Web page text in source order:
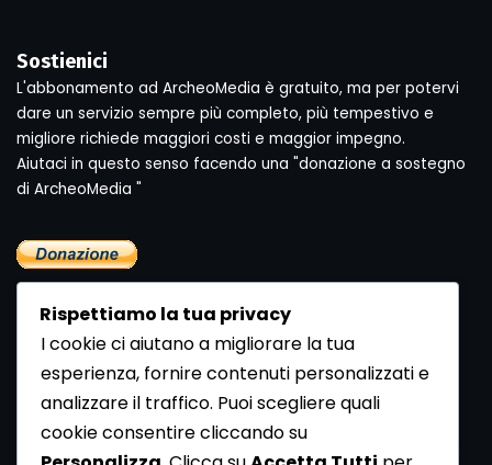
Sostienici
L'abbonamento ad ArcheoMedia è gratuito, ma per potervi
dare un servizio sempre più completo, più tempestivo e
migliore richiede maggiori costi e maggior impegno.
Aiutaci in questo senso facendo una "donazione a sostegno
di ArcheoMedia "
Newsletter
Se vuoi ricevere la Rivista gratuita di archeologia realizzata
Rispettiamo la tua privacy
I cookie ci aiutano a migliorare la tua
esperienza, fornire contenuti personalizzati e
analizzare il traffico. Puoi scegliere quali
cookie consentire cliccando su